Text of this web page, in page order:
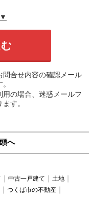
合せ内容の確認メール
の場合、迷惑メールフ
す。
へ
中古一戸建て
土地
つくば市の不動産